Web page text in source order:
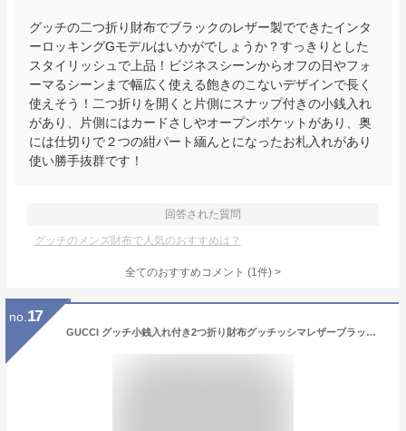
グッチの二つ折り財布でブラックのレザー製でできたインタ
ーロッキングGモデルはいかがでしょうか？すっきりとした
スタイリッシュで上品！ビジネスシーンからオフの日やフォ
ーマるシーンまで幅広く使える飽きのこないデザインで長く
使えそう！二つ折りを開くと片側にスナップ付きの小銭入れ
があり、片側にはカードさしやオープンポケットがあり、奥
には仕切りで２つの紺パート緬んとになったお札入れがあり
使い勝手抜群です！
回答された質問
グッチのメンズ財布で人気のおすすめは？
全てのおすすめコメント (1件) >
no. 17
GUCCI グッチ小銭入れ付き2つ折り財布グッチッシマレザーブラック ダークブラウンハイビスカスレッド プラチナムグレーGGエンボス AVEL 型押しカーフ アイコンロゴ10002014DBR 1217GY6433HREメンズ ウォレットカーキ ベージュ